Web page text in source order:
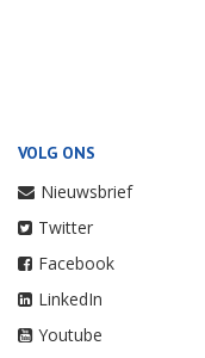
VOLG ONS
Nieuwsbrief
Twitter
Facebook
LinkedIn
Youtube